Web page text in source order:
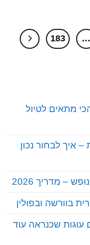
…
183
מתאים לטיול
– איך לבחור נכון
– מדריך 2026
שכנראה עוד